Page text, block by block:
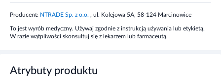
Składniki
4 sztuki plastrów 2x2,4 cm (wodoodporne
przezroczyste)
4 sztuki plastrów 2x2,4 cm (w kolorze cielistym)
Producent: NTRADE Sp. z o.o. , ul. Kolejowa 5A, 58-124 Marcinowice
To jest wyrób medyczny. Używaj zgodnie z instrukcją używania lub etykietą.
W razie wątpliwości skonsultuj się z lekarzem lub farmaceutą.
Atrybuty produktu